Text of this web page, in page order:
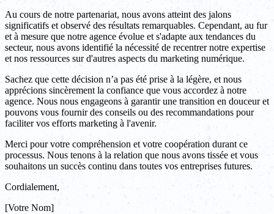
Au cours de notre partenariat, nous avons atteint des jalons
significatifs et observé des résultats remarquables. Cependant, au fur
et à mesure que notre agence évolue et s'adapte aux tendances du
secteur, nous avons identifié la nécessité de recentrer notre expertise
et nos ressources sur d'autres aspects du marketing numérique.
Sachez que cette décision n’a pas été prise à la légère, et nous
apprécions sincèrement la confiance que vous accordez à notre
agence. Nous nous engageons à garantir une transition en douceur et
pouvons vous fournir des conseils ou des recommandations pour
faciliter vos efforts marketing à l'avenir.
Merci pour votre compréhension et votre coopération durant ce
processus. Nous tenons à la relation que nous avons tissée et vous
souhaitons un succès continu dans toutes vos entreprises futures.
Cordialement,
[Votre Nom]